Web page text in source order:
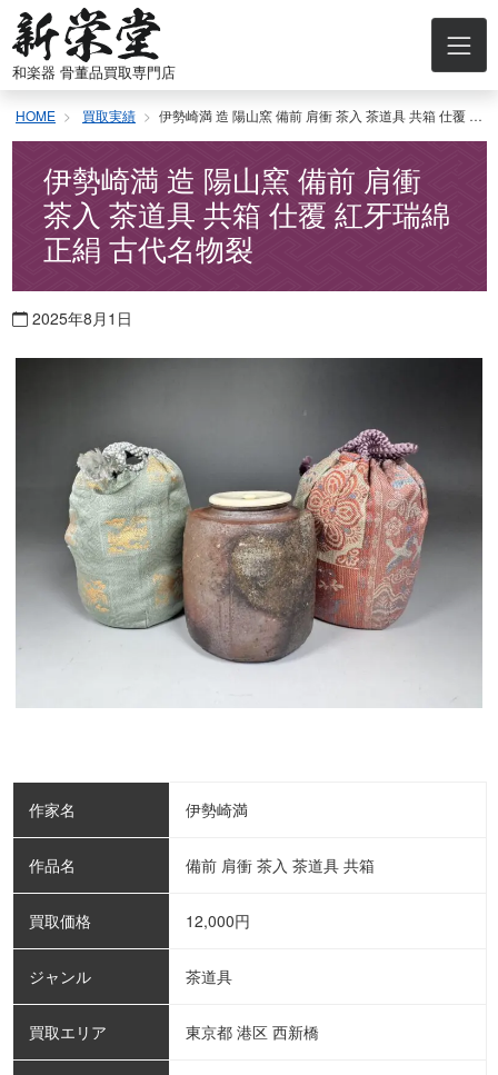
ン和楽器 骨董品買取専門店
HOME 買取実績 伊勢崎満 造 陽山窯 備前 肩衝 茶入 茶道具 共箱 仕覆 紅牙瑞綿 正絹 古代名物裂
伊勢崎満 造 陽山窯 備前 肩衝
茶入 茶道具 共箱 仕覆 紅牙瑞綿
正絹 古代名物裂
2025年8月1日
作家名 伊勢崎満
作品名 備前 肩衝 茶入 茶道具 共箱
買取価格 12,000円
ジャンル 茶道具
買取エリア 東京都 港区 西新橋